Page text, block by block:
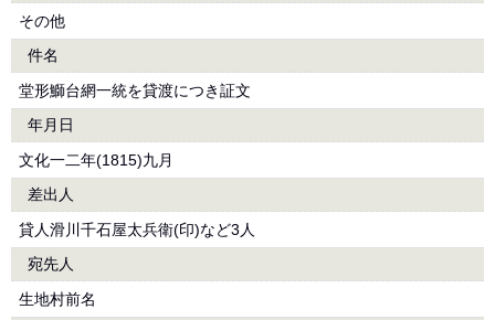
その他
件名
堂形鰤台網一統を貸渡につき証文
年月日
文化一二年(1815)九月
差出人
貸人滑川千石屋太兵衛(印)など3人
宛先人
生地村前名